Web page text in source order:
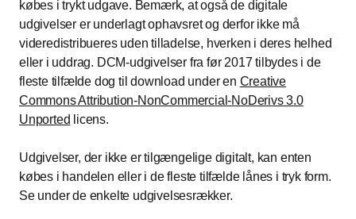
købes i trykt udgave. Bemærk, at også de digitale
udgivelser er underlagt ophavsret og derfor ikke må
videredistribueres uden tilladelse, hverken i deres helhed
eller i uddrag. DCM-udgivelser fra før 2017 tilbydes i de
fleste tilfælde dog til download under en Creative
Commons Attribution-NonCommercial-NoDerivs 3.0
Unported licens.
Udgivelser, der ikke er tilgængelige digitalt, kan enten
købes i handelen eller i de fleste tilfælde lånes i tryk form.
Se under de enkelte udgivelsesrækker.